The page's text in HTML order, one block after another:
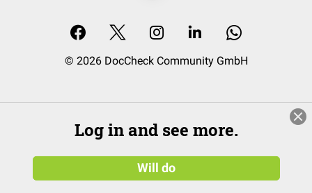
© 2026 DocCheck Community GmbH
Log in and see more.
Will do